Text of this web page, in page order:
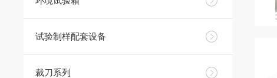
试验制样配套设备
裁刀系列